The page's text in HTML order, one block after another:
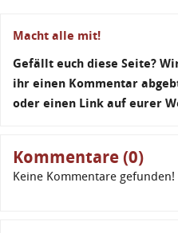
Macht alle mit!
Gefällt euch diese Seite?
ihr einen Kommentar
oder einen Link auf eurer
Kommentare (0)
Keine Kommentare gefunden!